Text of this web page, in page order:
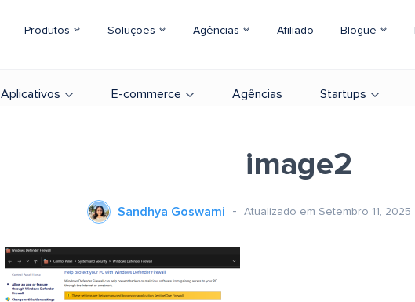
Produtos Soluções Agências Afiliado Blogue
Aplicativos E-commerce Agências Startups
image2
Sandhya Goswami Atualizado em Setembro 11, 2025